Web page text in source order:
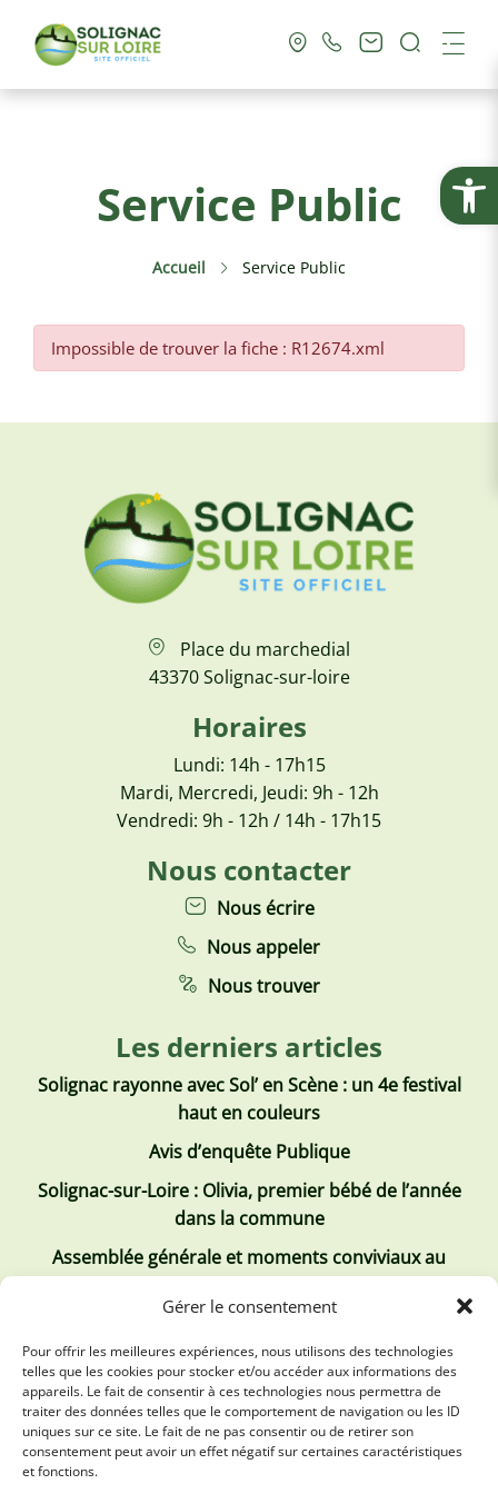
Ouvrir
Gérer le consentement
Pour offrir les meilleures expériences, nous utilisons des technologies
telles que les cookies pour stocker et/ou accéder aux informations des
appareils. Le fait de consentir à ces technologies nous permettra de
traiter des données telles que le comportement de navigation ou les ID
uniques sur ce site. Le fait de ne pas consentir ou de retirer son
consentement peut avoir un effet négatif sur certaines caractéristiques
et fonctions.
Vie Pratique
Culture & Loisirs
Tourisme
Service Public
Accueil Service Public
Impossible de trouver la fiche : R12674.xml
Place du marchedial
43370 Solignac-sur-loire
Horaires
Lundi: 14h - 17h15
Mardi, Mercredi, Jeudi: 9h - 12h
Vendredi: 9h - 12h / 14h - 17h15
Nous contacter
Nous écrire
Nous appeler
Nous trouver
Les derniers articles
Solignac rayonne avec Sol’ en Scène : un 4e festival
haut en couleurs
Avis d’enquête Publique
Solignac-sur-Loire : Olivia, premier bébé de l’année
dans la commune
Assemblée générale et moments conviviaux au
Les derniers comptes rendus
Conseil municipal 2 juillet 2026
Conseil Municipal du 30 avril 2026